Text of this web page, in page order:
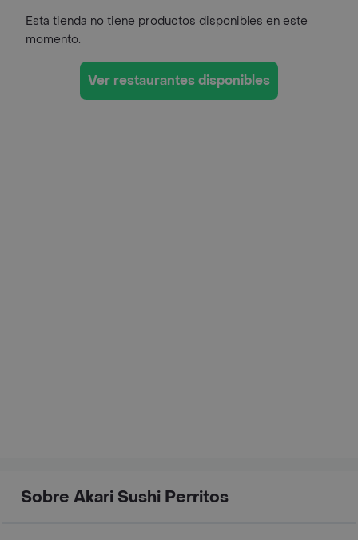
Esta tienda no tiene productos disponibles en este
momento.
Ver restaurantes disponibles
Sobre Akari Sushi Perritos